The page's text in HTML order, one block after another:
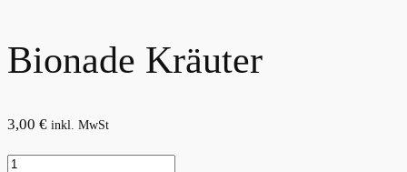
Bionade Kräuter
3,00 € inkl. MwSt
Bionade